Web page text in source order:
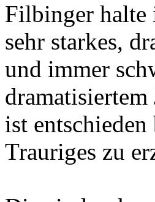
Filbinger halte
sehr starkes,
und immer
ist
Trauriges zu